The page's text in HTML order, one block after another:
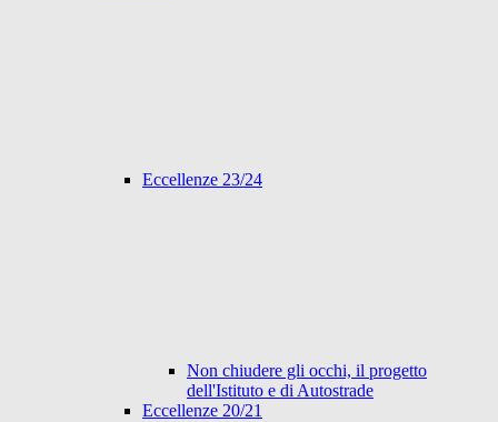
Eccellenze 23/24
Non chiudere gli occhi, il progetto
dell'Istituto e di Autostrade
Eccellenze 20/21